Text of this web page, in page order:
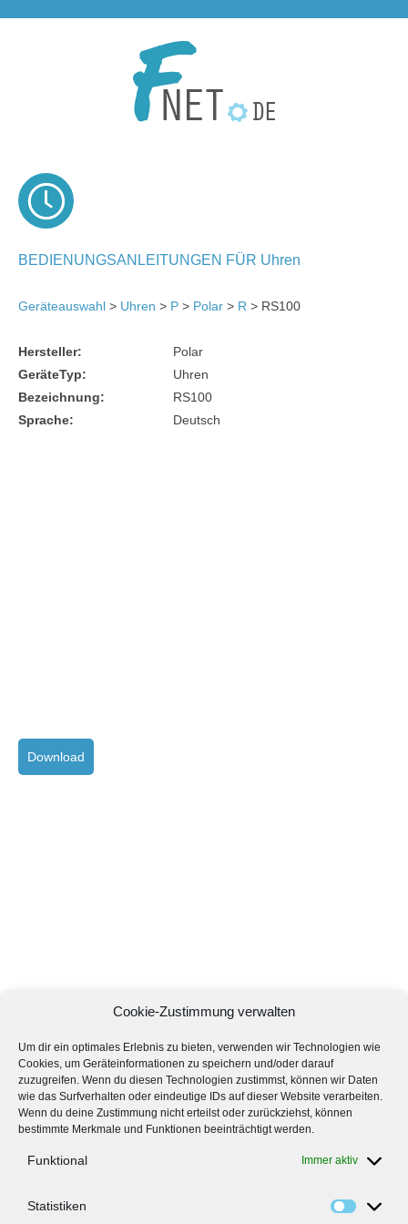
Cookie-Zustimmung verwalten
Um dir ein optimales Erlebnis zu bieten, verwenden wir Technologien wie
Cookies, um Geräteinformationen zu speichern und/oder darauf
zuzugreifen. Wenn du diesen Technologien zustimmst, können wir Daten
wie das Surfverhalten oder eindeutige IDs auf dieser Website verarbeiten.
Wenn du deine Zustimmung nicht erteilst oder zurückziehst, können
bestimmte Merkmale und Funktionen beeinträchtigt werden.
Funktional Immer aktiv
Statistiken
BEDIENUNGSANLEITUNGEN FÜR Uhren
Geräteauswahl > Uhren > P > Polar > R > RS100
Hersteller:
Polar
GeräteTyp:
Uhren
Bezeichnung:
RS100
Sprache:
Deutsch
Download